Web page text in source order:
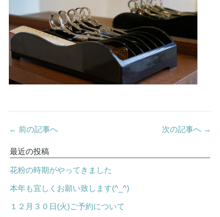
← 前の記事へ 次の記事へ →
最近の投稿
花粉の時期がやってきました
本年も宜しくお願い致します(^_^)
１２月３０日(火)ご予約について